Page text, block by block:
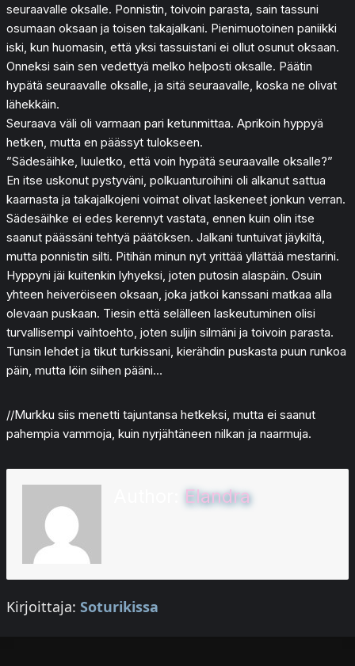
seuraavalle oksalle. Ponnistin, toivoin parasta, sain tassuni
osumaan oksaan ja toisen takajalkani. Pienimuotoinen paniikki
iski, kun huomasin, että yksi tassuistani ei ollut osunut oksaan.
Onneksi sain sen vedettyä melko helposti oksalle. Päätin
hypätä seuraavalle oksalle, ja sitä seuraavalle, koska ne olivat
lähekkäin.
Seuraava väli oli varmaan pari ketunmittaa. Aprikoin hyppyä
hetken, mutta en päässyt tulokseen.
”Sädesäihke, luuletko, että voin hypätä seuraavalle oksalle?”
En itse uskonut pystyväni, polkuanturoihini oli alkanut sattua
kaarnasta ja takajalkojeni voimat olivat laskeneet jonkun verran.
Sädesäihke ei edes kerennyt vastata, ennen kuin olin itse
saanut päässäni tehtyä päätöksen. Jalkani tuntuivat jäykiltä,
mutta ponnistin silti. Pitihän minun nyt yrittää yllättää mestarini.
Hyppyni jäi kuitenkin lyhyeksi, joten putosin alaspäin. Osuin
yhteen heiveröiseen oksaan, joka jatkoi kanssani matkaa alla
olevaan puskaan. Tiesin että selälleen laskeutuminen olisi
turvallisempi vaihtoehto, joten suljin silmäni ja toivoin parasta.
Tunsin lehdet ja tikut turkissani, kierähdin puskasta puun runkoa
päin, mutta löin siihen pääni…
//Murkku siis menetti tajuntansa hetkeksi, mutta ei saanut
pahempia vammoja, kuin nyrjähtäneen nilkan ja naarmuja.
Elandra
Kirjoittaja: Soturikissa